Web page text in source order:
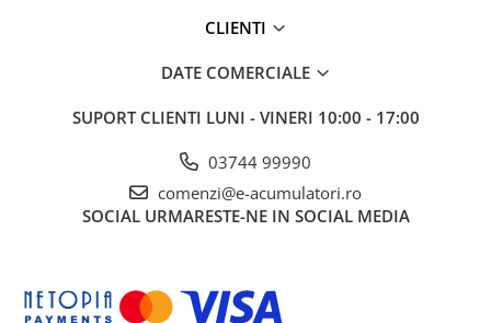
Lumina (Becuri si Lanterne)
Laptop & PC accesorii, baterii,
cabluri USB, prelungitoare USB
Cablu de date si Adaptoare
Solutii solare portabile
Lichidare de stoc
Invertoare
CLIENTI
DATE COMERCIALE
SUPORT CLIENTI LUNI - VINERI 10:00 - 17:00
03744 99990
comenzi@e-acumulatori.ro
SOCIAL URMARESTE-NE IN SOCIAL MEDIA